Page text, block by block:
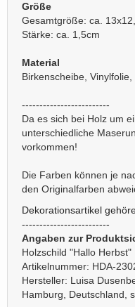
Größe
Gesamtgröße: ca.
Stärke: ca. 1,5cm
Material
Birkenscheibe,
-------------------------
Da es sich bei Holz um
unterschiedliche
vorkommen!
Die Farben können je
den Originalfarben
Dekorationsartikel
-------------------------
Angaben zur
Holzschild "Hallo Herbst"
Artikelnummer: HDA-
Hersteller: Luisa
Hamburg, Deutschland,